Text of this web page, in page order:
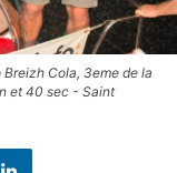
Cola, 3eme de la
et 40 sec - Saint